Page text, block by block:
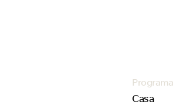
Programa
Casa